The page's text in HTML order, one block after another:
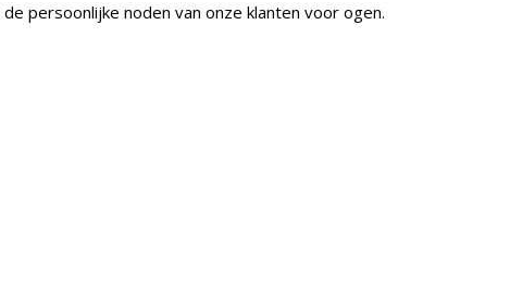
persoonlijke noden van onze klanten voor ogen.